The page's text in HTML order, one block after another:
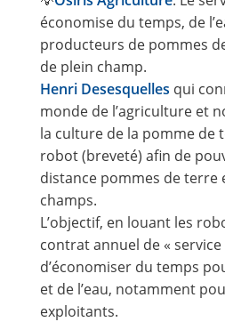
économise du temps, de
producteurs de pommes
de plein champ.
Henri Desesquelles qui
monde de l’agriculture et
la culture de la pomme de
robot (breveté) afin de
distance pommes de terre
champs.
L’objectif, en louant les
contrat annuel de «
d’économiser du temps
et de l’eau, notamment
exploitants.